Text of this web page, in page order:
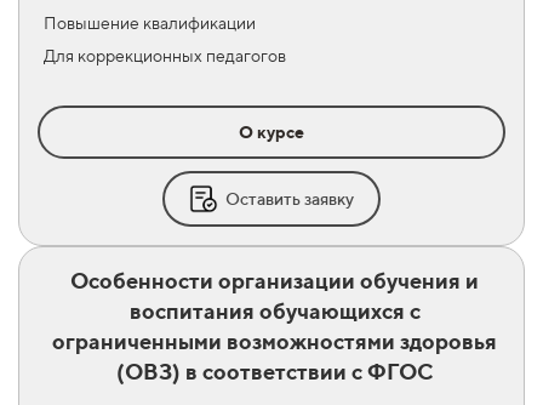
Повышение квалификации
Для коррекционных педагогов
О курсе
Оставить заявку
Особенности организации обучения и
воспитания обучающихся с
ограниченными возможностями здоровья
(ОВЗ) в соответствии с ФГОС